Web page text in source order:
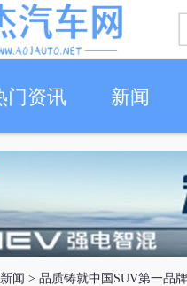
门资讯 新闻
新闻 > 品质铸就中国SUV第一品